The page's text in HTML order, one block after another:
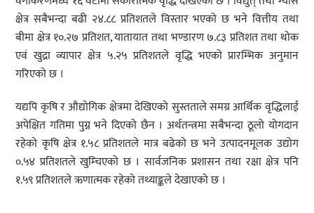
क्षेत्र सबैभन्दा बढी २४.८८ प्रतिशतले विस्तार भएको छ भने वित्तीय तथा
बीमा क्षेत्र १०.२७ प्रतिशत, यातायात तथा भण्डारण ७.८३ प्रतिशत तथा थोक
एवं खुद्रा व्यापार क्षेत्र ५.२५ प्रतिशतले वृद्धि भएको प्रारम्भिक अनुमान
गरिएको छ ।
यद्यपि कृषि र औद्योगिक क्षेत्रमा देखिएको सुस्तताले समग्र आर्थिक वृद्धिलाई
अपेक्षित गतिमा पुग्न भने दिएको छैन । अर्थतन्त्रमा सबैभन्दा ठूलो योगदान
रहेको कृषि क्षेत्र १.५८ प्रतिशतले मात्र बढेको छ भने उत्पादनमूलक उद्योग
०.५४ प्रतिशतले खुम्चिएको छ । सार्वजनिक प्रशासन तथा रक्षा क्षेत्र पनि
१.५९ प्रतिशतले ऋणात्मक रहेको तथ्याङ्कले देखाएको छ ।